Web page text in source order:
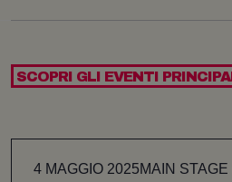
SCOPRI GLI EVENTI
4 MAGGIO 2025MAIN